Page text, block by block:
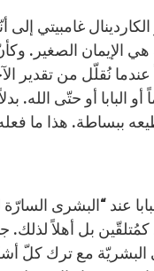
غامبيتي إلى
هي الإيمان الصغير.
نُقلّل من تقدير
أو البابا أو حتّى
ببساطة. هذا ما
عند “البشرى
كمُتلقّين بل أهلاً
البشريّة مع ترك كلّ